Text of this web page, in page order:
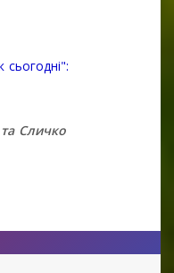
сьогодні":
Сличко